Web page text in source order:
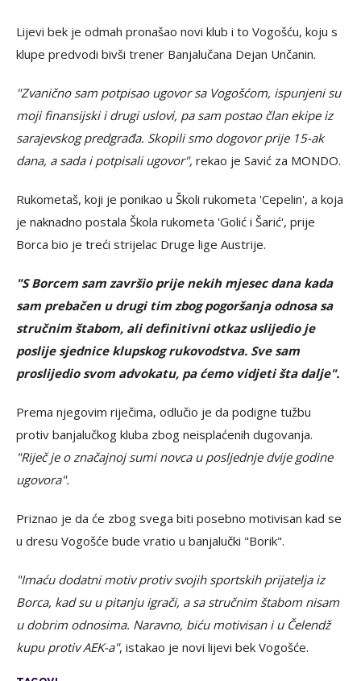
Lijevi bek je odmah pronašao novi klub i to Vogošću, koju s
klupe predvodi bivši trener Banjalučana Dejan Unčanin.
"Zvanično sam potpisao ugovor sa Vogošćom, ispunjeni su
moji finansijski i drugi uslovi, pa sam postao član ekipe iz
sarajevskog predgrađa. Skopili smo dogovor prije 15-ak
dana, a sada i potpisali ugovor", rekao je Savić za MONDO.
Rukometaš, koji je ponikao u Školi rukometa 'Cepelin', a koja
je naknadno postala Škola rukometa 'Golić i Šarić', prije
Borca bio je treći strijelac Druge lige Austrije.
"S Borcem sam završio prije nekih mjesec dana kada
sam prebačen u drugi tim zbog pogoršanja odnosa sa
stručnim štabom, ali definitivni otkaz uslijedio je
poslije sjednice klupskog rukovodstva. Sve sam
proslijedio svom advokatu, pa ćemo vidjeti šta dalje".
Prema njegovim riječima, odlučio je da podigne tužbu
protiv banjalučkog kluba zbog neisplaćenih dugovanja.
"Riječ je o značajnoj sumi novca u posljednje dvije godine
ugovora".
Priznao je da će zbog svega biti posebno motivisan kad se
u dresu Vogošće bude vratio u banjalučki "Borik".
"Imaću dodatni motiv protiv svojih sportskih prijatelja iz
Borca, kad su u pitanju igrači, a sa stručnim štabom nisam
u dobrim odnosima. Naravno, biću motivisan i u Čelendž
kupu protiv AEK-a", istakao je novi lijevi bek Vogošće.